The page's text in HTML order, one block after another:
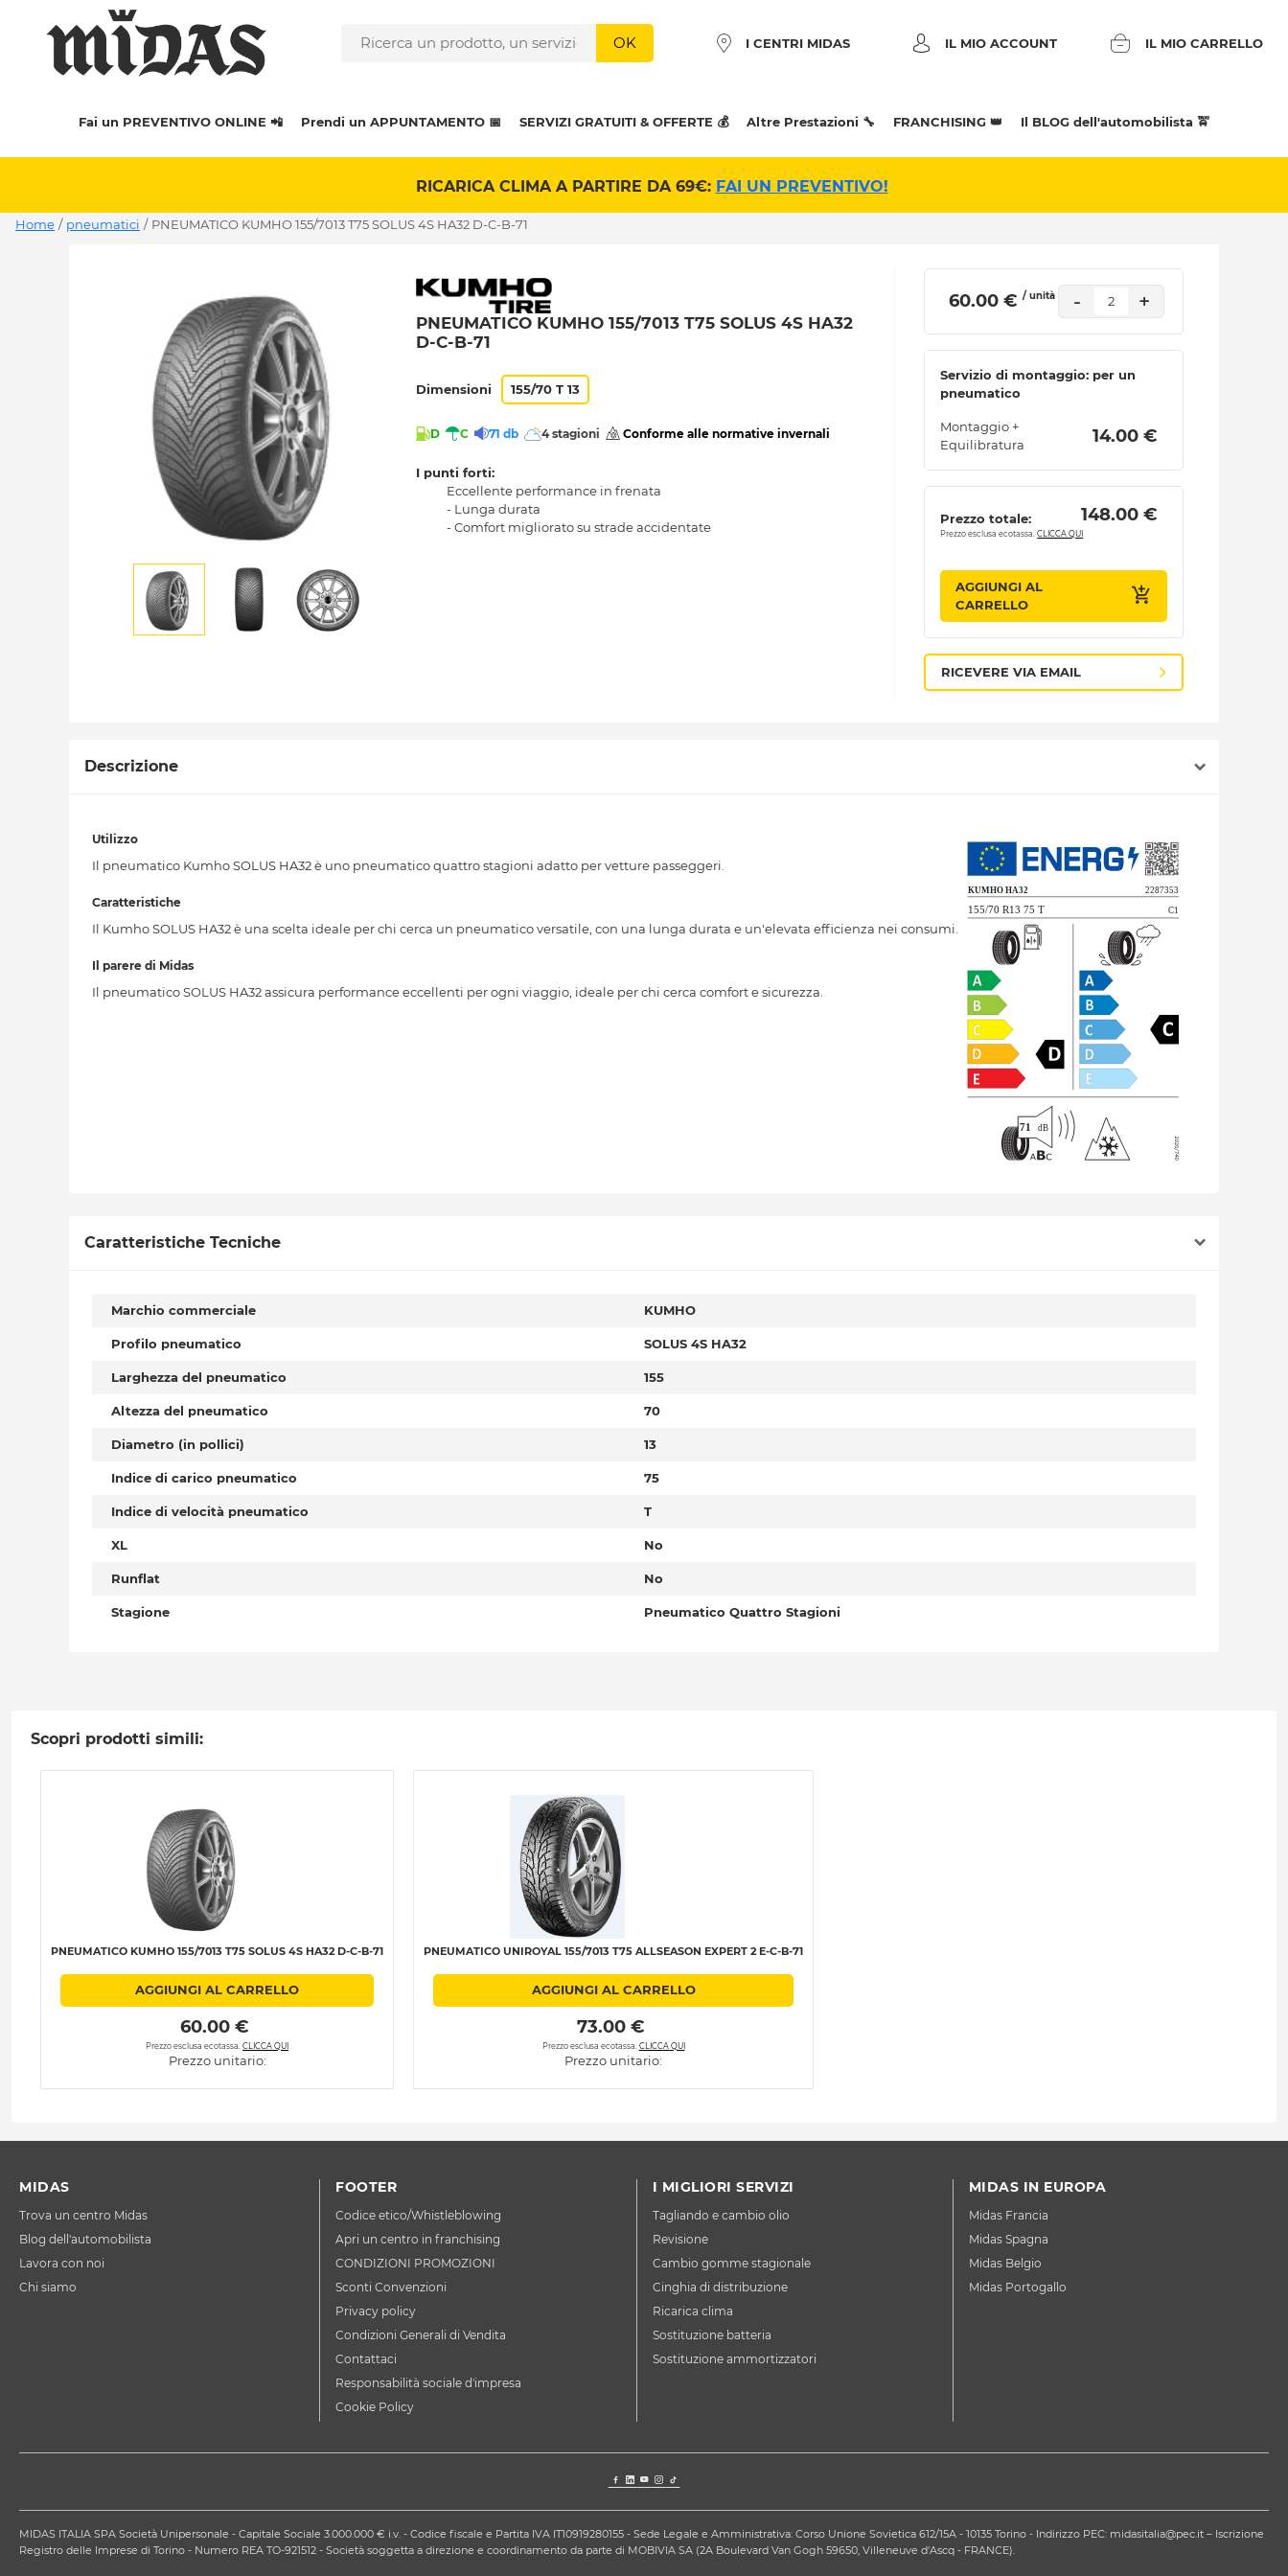
OK I CENTRI MIDAS IL MIO ACCOUNT IL MIO CARRELLO
Fai un PREVENTIVO ONLINE 📲 Prendi un APPUNTAMENTO 📅 SERVIZI GRATUITI & OFFERTE 💰 Altre Prestazioni 🔧 FRANCHISING 👑 Il BLOG dell'automobilista 🚖
RICARICA CLIMA A PARTIRE DA 69€: FAI UN PREVENTIVO!
Home / pneumatici / PNEUMATICO KUMHO 155/7013 T75 SOLUS 4S HA32 D-C-B-71
PNEUMATICO KUMHO 155/7013 T75 SOLUS 4S HA32
D-C-B-71
Dimensioni 155/70 T 13
D C 71 db 4 stagioni Conforme alle normative invernali
I punti forti:
Eccellente performance in frenata
- Lunga durata
- Comfort migliorato su strade accidentate
60.00 € / unità - 2 +
Servizio di montaggio: per un
pneumatico
Montaggio +
Equilibratura
14.00 €
Prezzo totale: 148.00 €
Prezzo esclusa ecotassa.CLICCA QUI
AGGIUNGI AL
CARRELLO
RICEVERE VIA EMAIL
Descrizione
Utilizzo
Il pneumatico Kumho SOLUS HA32 è uno pneumatico quattro stagioni adatto per vetture passeggeri.
Caratteristiche
Il Kumho SOLUS HA32 è una scelta ideale per chi cerca un pneumatico versatile, con una lunga durata e un'elevata efficienza nei consumi.
Il parere di Midas
Il pneumatico SOLUS HA32 assicura performance eccellenti per ogni viaggio, ideale per chi cerca comfort e sicurezza.
Caratteristiche Tecniche
Marchio commerciale KUMHO
Profilo pneumatico SOLUS 4S HA32
Larghezza del pneumatico 155
Altezza del pneumatico 70
Diametro (in pollici) 13
Indice di carico pneumatico 75
Indice di velocità pneumatico T
XL No
Runflat No
Stagione Pneumatico Quattro Stagioni
Scopri prodotti simili:
PNEUMATICO KUMHO 155/7013 T75 SOLUS 4S HA32 D-C-B-71
AGGIUNGI AL CARRELLO
60.00 €
Prezzo esclusa ecotassa. CLICCA QUI
Prezzo unitario:
PNEUMATICO UNIROYAL 155/7013 T75 ALLSEASON EXPERT 2 E-C-B-71
AGGIUNGI AL CARRELLO
73.00 €
Prezzo esclusa ecotassa. CLICCA QUI
Prezzo unitario:
MIDAS
Trova un centro Midas
Blog dell'automobilista
Lavora con noi
Chi siamo
FOOTER
Codice etico/Whistleblowing
Apri un centro in franchising
CONDIZIONI PROMOZIONI
Sconti Convenzioni
Privacy policy
Condizioni Generali di Vendita
Contattaci
Responsabilità sociale d'impresa
Cookie Policy
I MIGLIORI SERVIZI
Tagliando e cambio olio
Revisione
Cambio gomme stagionale
Cinghia di distribuzione
Ricarica clima
Sostituzione batteria
Sostituzione ammortizzatori
MIDAS IN EUROPA
Midas Francia
Midas Spagna
Midas Belgio
Midas Portogallo
MIDAS ITALIA SPA Società Unipersonale - Capitale Sociale 3.000.000 € i.v. - Codice fiscale e Partita IVA IT10919280155 - Sede Legale e Amministrativa: Corso Unione Sovietica 612/15A - 10135 Torino - Indirizzo PEC: midasitalia@pec.it – Iscrizione
Registro delle Imprese di Torino - Numero REA TO-921512 - Società soggetta a direzione e coordinamento da parte di MOBIVIA SA (2A Boulevard Van Gogh 59650, Villeneuve d'Ascq - FRANCE).